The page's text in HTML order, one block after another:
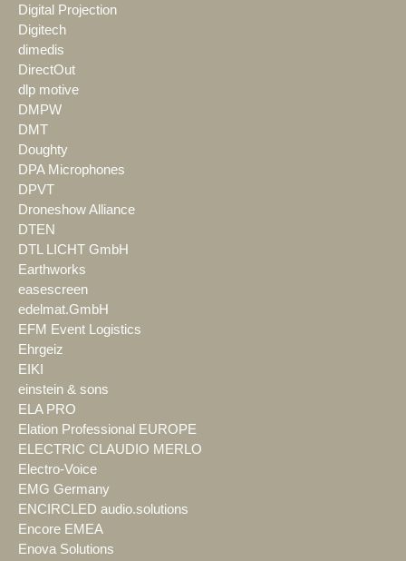
Digital Projection
Digitech
dimedis
DirectOut
dlp motive
DMPW
DMT
Doughty
DPA Microphones
DPVT
Droneshow Alliance
DTEN
DTL LICHT GmbH
Earthworks
easescreen
edelmat.GmbH
EFM Event Logistics
Ehrgeiz
EIKI
einstein & sons
ELA PRO
Elation Professional EUROPE
ELECTRIC CLAUDIO MERLO
Electro-Voice
EMG Germany
ENCIRCLED audio.solutions
Encore EMEA
Enova Solutions